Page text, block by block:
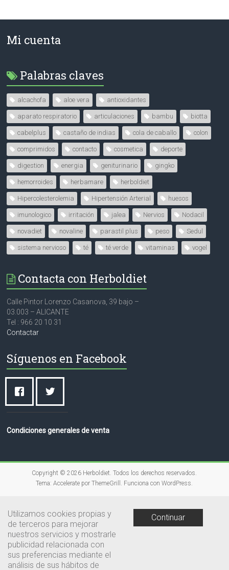
Mi cuenta
Palabras claves
alcachofa aloe vera antioxidantes
aparato respiratorio articulaciones bambu biotta
cabelplus castaño de indias cola de caballo colon
comprimidos contacto cosmetica deporte
digestion energia geniturinario gingko
hemorroides herbamare herboldiet
Hipercolesterolemia Hipertensión Arterial huesos
imunologico irritación jalea Nervios Nodacil
novadiet novaline parastil plus peso Sedul
sistema nervioso té té verde vitaminas vogel
Contacta con Herboldiet
Calle Pintor Lorenzo Casanova, 39 bajo –
03.003 – ALICANTE
Tel : 966 20 10 31
Contactar
Síguenos en Facebook
Condiciones generales de venta
Copyright © 2026 Herboldiet . Todos los derechos reservados.
Tema:Accelerate por ThemeGrill. Funciona conWordPress
Utilizamos cookies propias y
de terceros para mejorar
nuestros servicios y mostrarle
publicidad relacionada con
sus preferencias mediante el
análisis de sus hábitos de
Continuar